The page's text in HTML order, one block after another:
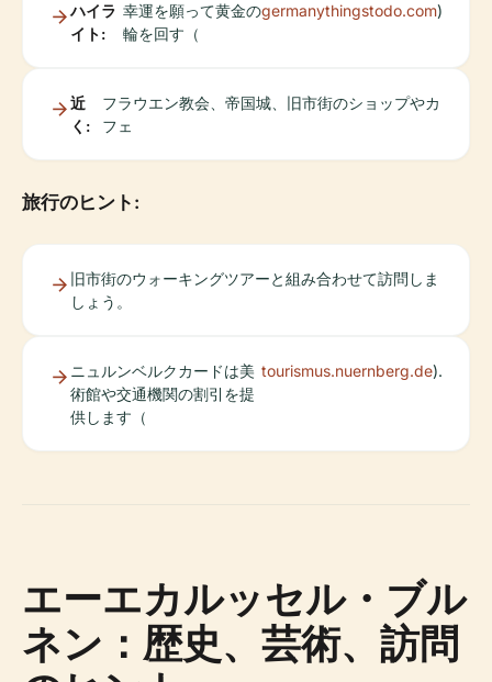
ハイラ
イト:
幸運を願って黄金の
輪を回す（
germanythingstodo.com)
近
く:
フラウエン教会、帝国城、旧市街のショップやカ
フェ
旅行のヒント:
旧市街のウォーキングツアーと組み合わせて訪問しま
しょう。
ニュルンベルクカードは美
術館や交通機関の割引を提
供します（
tourismus.nuernberg.de).
エーエカルッセル・ブル
ネン：歴史、芸術、訪問